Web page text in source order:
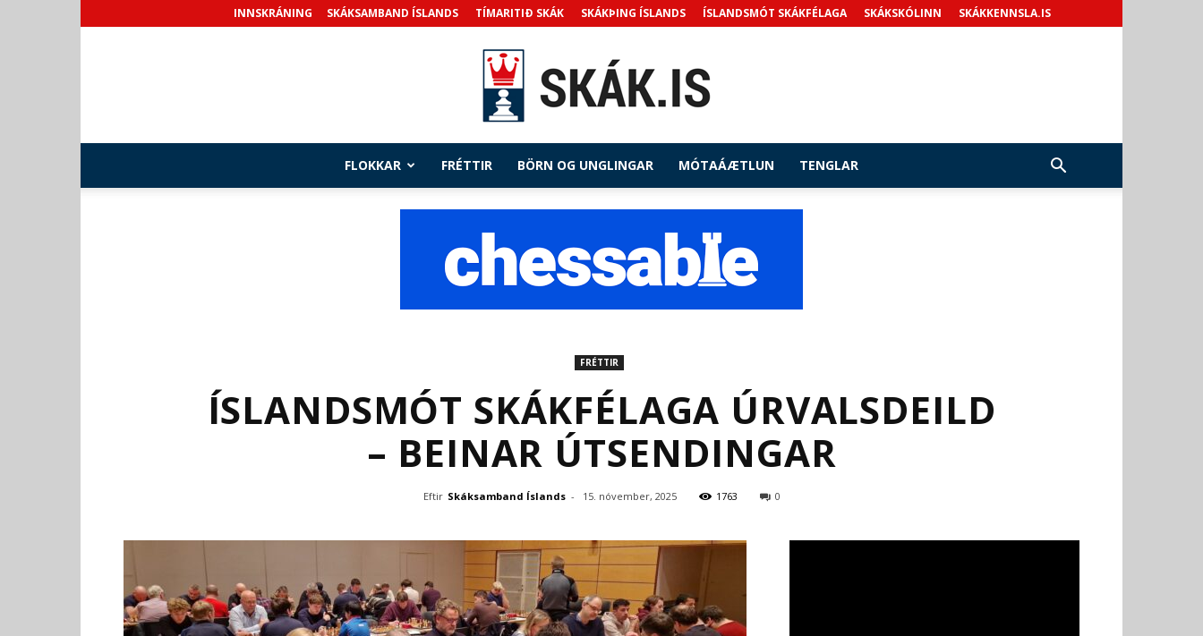
INNSKRÁNING SKÁKSAMBAND ÍSLANDS TÍMARITIÐ SKÁK SKÁKÞING ÍSLANDS ÍSLANDSMÓT SKÁKFÉLAGA SKÁKSKÓLINN SKÁKKENNSLA.IS
FLOKKAR FRÉTTIR BÖRN OG UNGLINGAR MÓTAÁÆTLUN TENGLAR
FRÉTTIR
ÍSLANDSMÓT SKÁKFÉLAGA ÚRVALSDEILD
– BEINAR ÚTSENDINGAR
Eftir Skáksamband Íslands - 15. nóvember, 2025 1763 0